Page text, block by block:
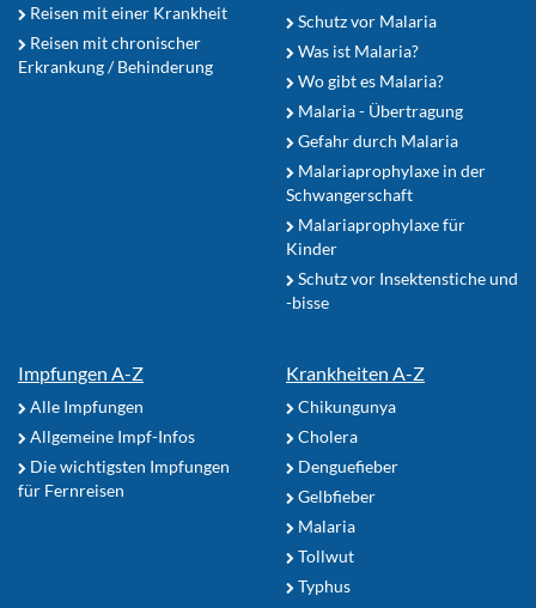
Reisen mit einer Krankheit
Reisen mit chronischer
Erkrankung / Behinderung
Schutz vor Malaria
Was ist Malaria?
Wo gibt es Malaria?
Malaria - Übertragung
Gefahr durch Malaria
Malariaprophylaxe in der
Schwangerschaft
Malariaprophylaxe für
Kinder
Schutz vor Insektenstiche und
-bisse
Impfungen A-Z
Alle Impfungen
Allgemeine Impf-Infos
Die wichtigsten Impfungen
für Fernreisen
Krankheiten A-Z
Chikungunya
Cholera
Denguefieber
Gelbfieber
Malaria
Tollwut
Typhus